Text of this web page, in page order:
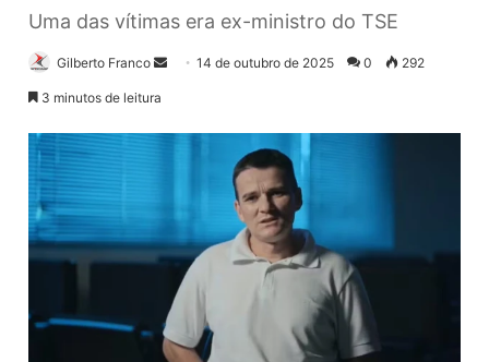
Uma das vítimas era ex-ministro do TSE
Gilberto Franco
m
e
m
14 de outubro de 2025 0 292
3 minutos de leitura